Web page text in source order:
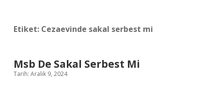
Etiket: Cezaevinde sakal serbest mi
Msb De Sakal Serbest Mi
Tarih: Aralık 9, 2024